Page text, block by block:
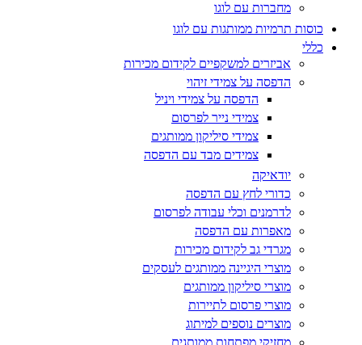
מחברות עם לוגו
כוסות תרמיות ממותגות עם לוגו
כללי
אביזרים למשקפיים לקידום מכירות
הדפסה על צמידי זיהוי
הדפסה על צמידי ויניל
צמידי נייר לפרסום
צמידי סיליקון ממותגים
צמידים מבד עם הדפסה
יודאיקה
כדורי לחץ עם הדפסה
לדרמנים וכלי עבודה לפרסום
מאפרות עם הדפסה
מגרדי גב לקידום מכירות
מוצרי היגיינה ממותגים לעסקים
מוצרי סיליקון ממותגים
מוצרי פרסום לתיירות
מוצרים נוספים למיתוג